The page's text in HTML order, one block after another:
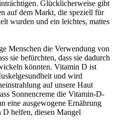
Glücklicherweise gibt
auf dem Markt, die speziell für
wurden und ein leichtes, mattes
Menschen die Verwendung von
sie befürchten, dass sie dadurch
könnten. Vitamin D ist
und wird
auf unsere Haut
Sonnencreme die Vitamin-D-
eine ausgewogene Ernährung
helfen, diesen Mangel